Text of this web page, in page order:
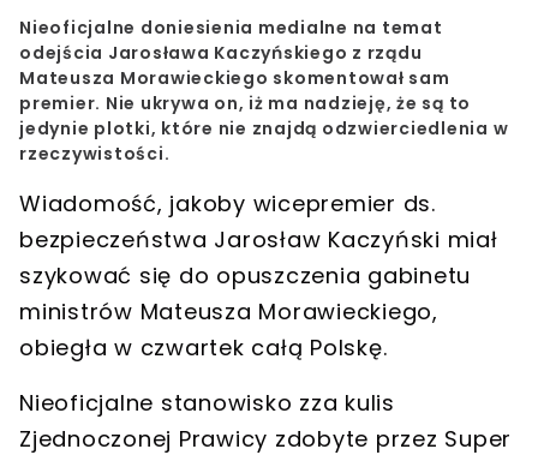
Nieoficjalne doniesienia medialne na temat
odejścia Jarosława Kaczyńskiego z rządu
Mateusza Morawieckiego skomentował sam
premier. Nie ukrywa on, iż ma nadzieję, że są to
jedynie plotki, które nie znajdą odzwierciedlenia w
rzeczywistości.
Wiadomość, jakoby wicepremier ds.
bezpieczeństwa Jarosław Kaczyński miał
szykować się do opuszczenia gabinetu
ministrów Mateusza Morawieckiego,
obiegła w czwartek całą Polskę.
Nieoficjalne stanowisko zza kulis
Zjednoczonej Prawicy zdobyte przez Super